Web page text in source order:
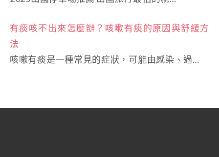
有痰咳不出來怎麼辦？咳嗽有痰的原因與舒緩方
法
咳嗽有痰是一種常見的症狀，可能由感染、過…